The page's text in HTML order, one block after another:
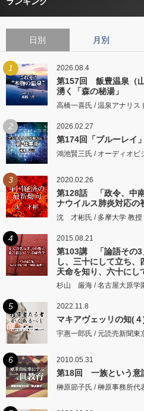
日別 月別
1 2026.08.4
第157回 飯豊温泉（
湧く「森の秘湯」
高橋一喜氏 / 温泉アナリス
2 2026.02.27
第174回「ブルーレイ
鴻池賢三氏 / オーディオ
3 2020.02.26
第128話 「政令、中
ナウイルス肺炎対応の
沈 才彬氏 / 多摩大学 教授
4 2015.08.21
第103講 「論語その3
し、三十にして立ち
天命を知り、六十にし
するところに従いて矩
杉山 厳海 / 名古屋大原学
5 2022.11.8
マキアヴェッリの知(
宇惠一郎氏 / 元読売新聞東
6 2010.05.31
第18回 一族という意
榊原節子氏 / 榊原事務所代